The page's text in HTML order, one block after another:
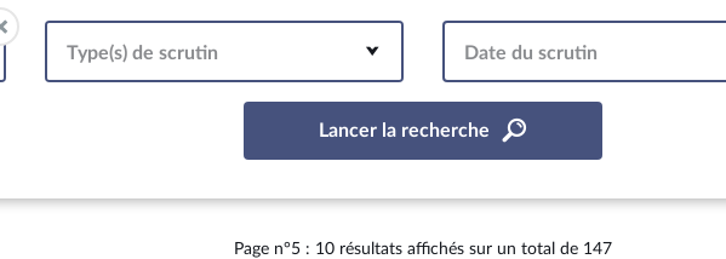
Type(s) de scrutin Date du scrutin
Lancer la recherche
Page n°5 : 10 résultats affichés sur un total de 147